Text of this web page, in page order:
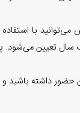
می‌شود. پس
داشته باشید